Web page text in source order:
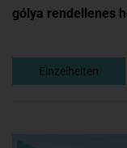
gólya rendellenes
Einzelheiten